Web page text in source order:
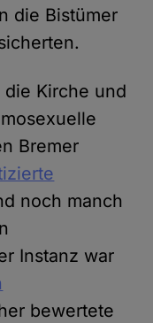
die Bistümer
Kirche und
Bremer
noch manch
Instanz war
bewertete